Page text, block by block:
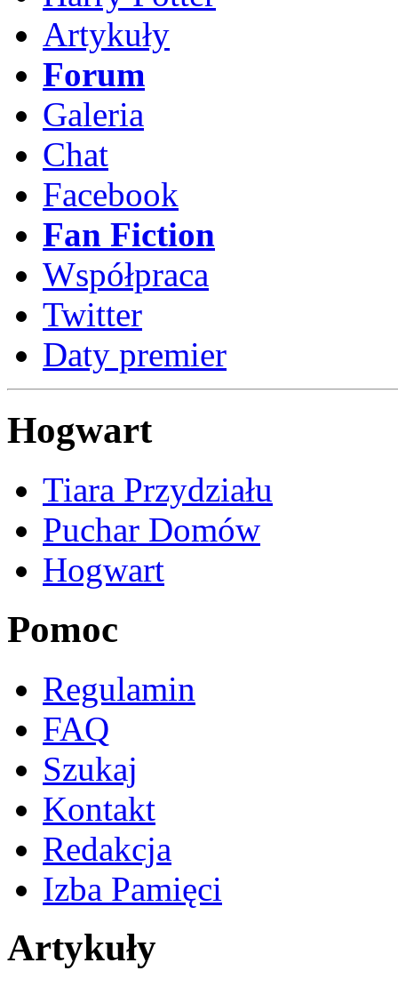
Artykuły
Forum
Galeria
Chat
Facebook
Fan Fiction
Współpraca
Twitter
Daty premier
Hogwart
Tiara Przydziału
Puchar Domów
Hogwart
Pomoc
Regulamin
FAQ
Szukaj
Kontakt
Redakcja
Izba Pamięci
Artykuły